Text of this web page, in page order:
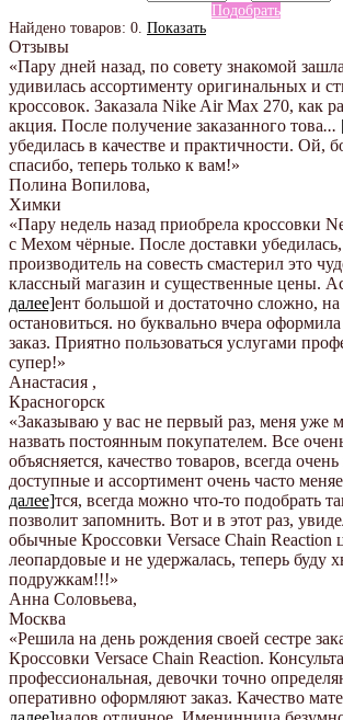
Подобрать
Найдено товаров: 0 Показать
Отзывы
«Пару дней назад, по совету знакомой
удивилась ассортименту оригинальных и
кроссовок. Заказала Nike Air Max 270, как
акция. После получение заказанного това...
убедилась в качестве и практичности. Ой,
спасибо, теперь только к вам!»
Полина Вопилова,
Химки
«Пару недель назад приобрела кроссовки
с Мехом чёрные. После доставки
производитель на совесть смастерил это
классный магазин и существенные цены.
далее]ент большой и достаточно сложно,
остановиться. но буквально вчера
заказ. Приятно пользоваться услугами
супер!»
Анастасия ,
Красногорск
«Заказываю у вас не первый раз, меня уже
назвать постоянным покупателем. Все
объясняется, качество товаров, всегда
доступные и ассортимент очень часто меняе
далее]тся, всегда можно что-то подобрать
позволит запомнить. Вот и в этот раз,
обычные Кроссовки Versace Chain Reaction
леопардовые и не удержалась, теперь буду
подружкам!!!»
Анна Соловьева,
Москва
«Решила на день рождения своей сестре
Кроссовки Versace Chain Reaction.
профессиональная, девочки точно
оперативно оформляют заказ. Качество